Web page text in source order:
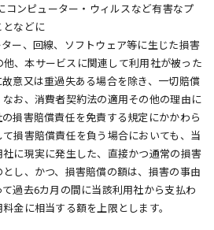
コンピューター・ウィルスなど有害なプ
となどに
ー、回線、ソフトウェア等に生じた損害
、本サービスに関連して利用社が被った
意又は重過失ある場合を除き、一切賠償
お、消費者契約法の適用その他の理由に
損害賠償責任を免責する規定にかかわら
損害賠償責任を負う場合においても、当
に現実に発生した、直接かつ通常の損害
し、かつ、損害賠償の額は、損害の事由
過去6カ月の間に当該利用社から支払わ
金に相当する額を上限とします。